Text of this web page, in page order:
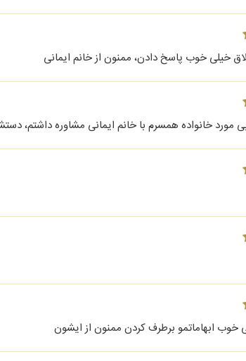
خیلی خوب پاسخ دادن، ممنون از خانم ایمانی
مورد خانواده همسرم با خانم ایمانی مشاوره داشتم،
خوب ابهاماتمو برطرف کردن ممنون از ایشون